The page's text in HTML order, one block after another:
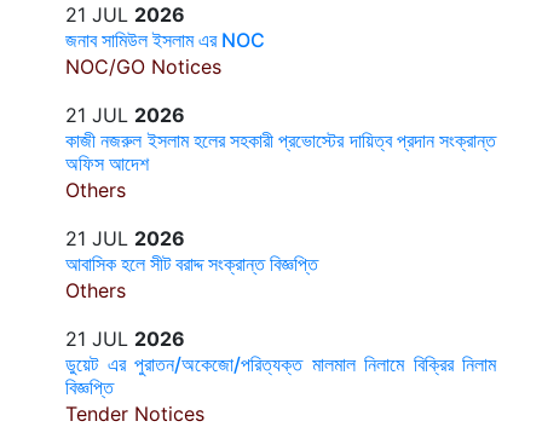
21 JUL 2026
জনাব সামিউল ইসলাম এর NOC
NOC/GO Notices
21 JUL 2026
কাজী নজরুল ইসলাম হলের সহকারী প্রভোস্টের দায়িত্ব প্রদান সংক্রান্ত
অফিস আদেশ
Others
21 JUL 2026
আবাসিক হলে সীট বরাদ্দ সংক্রান্ত বিজ্ঞপ্তি
Others
21 JUL 2026
ডুয়েট এর পুরাতন/অকেজো/পরিত্যক্ত মালমাল নিলামে বিক্রির নিলাম
বিজ্ঞপ্তি
Tender Notices